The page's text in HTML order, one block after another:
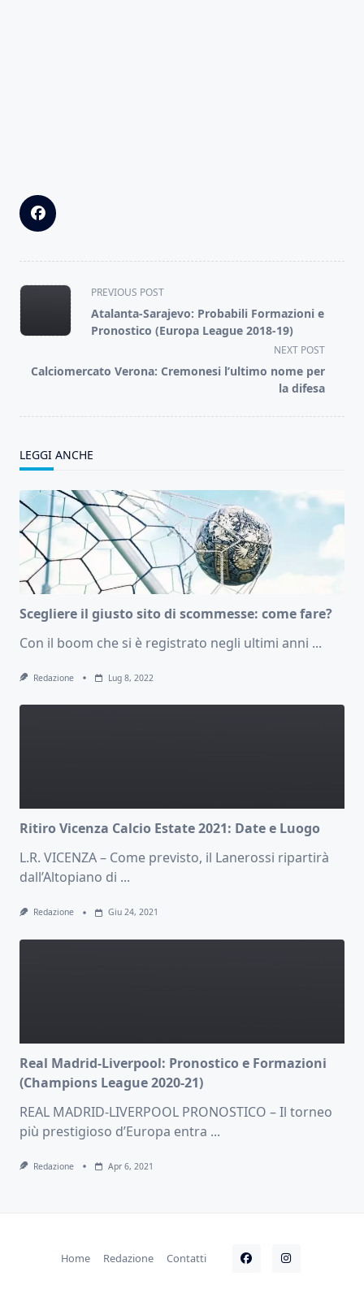
<span
class="nav-
subtitle
reader-
PREVIOUS POST
Atalanta-Sarajevo: Probabili Formazioni e
Pronostico (Europa League 2018-19)
NEXT POST
Calciomercato Verona: Cremonesi l’ultimo nome per
la difesa
LEGGI ANCHE
Scegliere il giusto sito di scommesse: come fare?
Con il boom che si è registrato negli ultimi anni ...
Redazione Lug 8, 2022
Ritiro Vicenza Calcio Estate 2021: Date e Luogo
L.R. VICENZA – Come previsto, il Lanerossi ripartirà
dall’Altopiano di ...
Redazione Giu 24, 2021
Real Madrid-Liverpool: Pronostico e Formazioni
(Champions League 2020-21)
REAL MADRID-LIVERPOOL PRONOSTICO – Il torneo
più prestigioso d’Europa entra ...
Redazione Apr 6, 2021
Home Redazione Contatti